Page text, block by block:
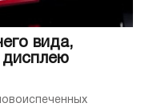
вида,
дисплею